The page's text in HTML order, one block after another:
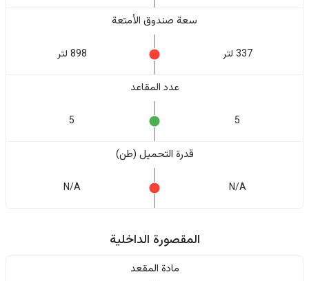
سعة صندوق الأمتعة
337 لتر 898 لتر
عدد المقاعد
5
5
قدرة التحميل (طن)
N/A
N/A
المقصورة الداخلية
مادة المقعد